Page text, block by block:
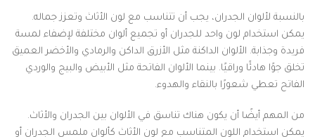
بالنسبة لألوان الجدران، يجب أن تتناسب مع لون الأثاث وتعزز جماله.
يمكن استخدام لون واحد للجدران أو تجميع ألوان مختلفة لإضفاء لمسة
فريدة وجذابة. الألوان الداكنة مثل الأزرق الداكن والرمادي والأخضر العميق
تخلق جوًا هادئًا وراقيًا. بينما الألوان الفاتحة مثل الأبيض والبيج والوردي
الفاتح تعطي شعورًا بالنقاء والهدوء.
من المهم أيضًا أن يكون هناك تناسق في الألوان بين الجدران والأثاث.
يمكن استخدام اللون المتناسب مع لون الأثاث كألوان ملمس الجدران أو